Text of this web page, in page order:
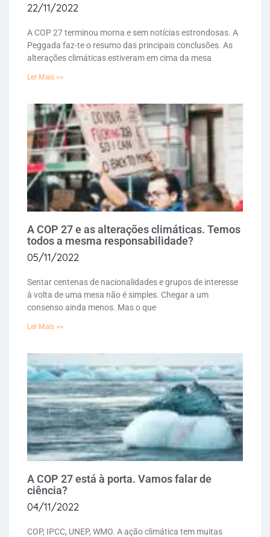
22/11/2022
A COP 27 terminou morna e sem notícias estrondosas. A
Peggada faz-te o resumo das principais conclusões. As
alterações climáticas estiveram em cima da mesa
Ler Mais >>
A COP 27 e as alterações climáticas. Temos
todos a mesma responsabilidade?
05/11/2022
Sentar centenas de nacionalidades e grupos de interesse
à volta de uma mesa não é simples. Chegar a um
consenso ainda menos. Mas o que
Ler Mais >>
A COP 27 está à porta. Vamos falar de
ciência?
04/11/2022
COP, IPCC, UNEP, WMO. A ação climática tem muitas